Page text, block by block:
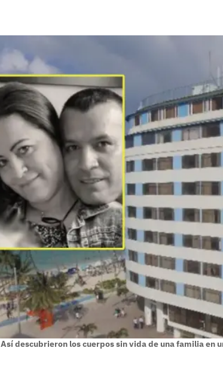
Así descubrieron los cuerpos sin vida de una familia en